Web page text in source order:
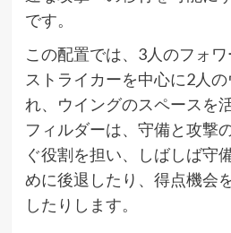
です。
この配置では、3人のフォ
ストライカーを中心に2人
れ、ウイングのスペースを
フィルダーは、守備と攻撃
ぐ役割を担い、しばしば守
めに後退したり、得点機会
したりします。